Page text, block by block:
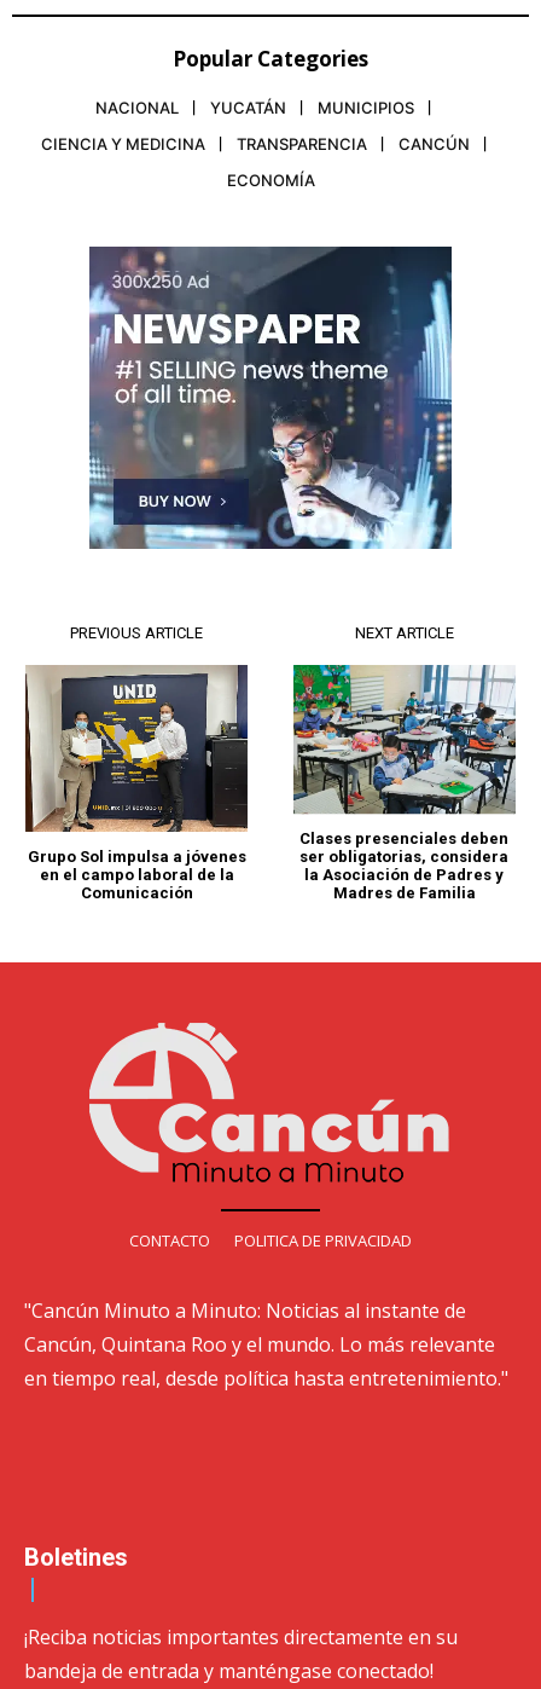
Popular Categories
NACIONAL YUCATÁN
MUNICIPIOS
CIENCIA Y MEDICINA
TRANSPARENCIA
CANCÚN
ECONOMÍA
PREVIOUS ARTICLE
Grupo Sol impulsa a jóvenes
en el campo laboral de la
Comunicación
NEXT ARTICLE
Clases presenciales deben
ser obligatorias, considera
la Asociación de Padres y
Madres de Familia
CONTACTO POLITICA DE PRIVACIDAD
"Cancún Minuto a Minuto: Noticias al instante de
Cancún, Quintana Roo y el mundo. Lo más relevante
en tiempo real, desde política hasta entretenimiento."
Boletines
¡Reciba noticias importantes directamente en su
bandeja de entrada y manténgase conectado!